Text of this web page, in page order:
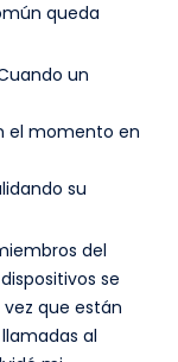
queda
un
el momento en
su
del
se
que están
al